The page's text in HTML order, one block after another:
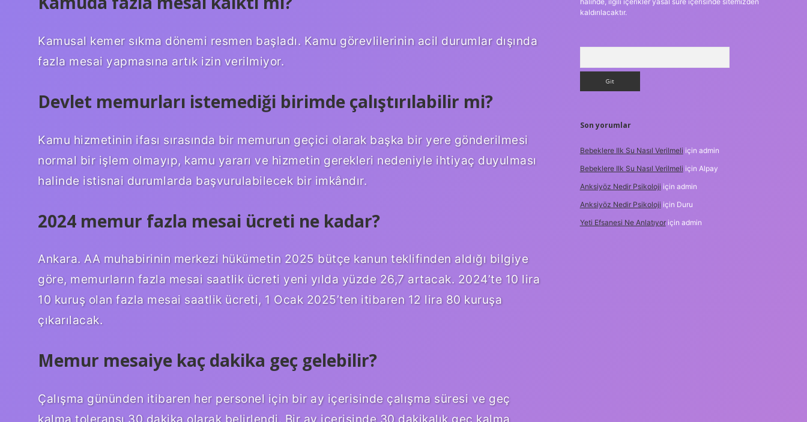
Kamusal kemer sıkma dönemi resmen başladı. Kamu görevlilerinin acil durumlar dışında
fazla mesai yapmasına artık izin verilmiyor.
Devlet memurları istemediği birimde çalıştırılabilir mi?
Kamu hizmetinin ifası sırasında bir memurun geçici olarak başka bir yere gönderilmesi
normal bir işlem olmayıp, kamu yararı ve hizmetin gerekleri nedeniyle ihtiyaç duyulması
halinde istisnai durumlarda başvurulabilecek bir imkândır.
2024 memur fazla mesai ücreti ne kadar?
Ankara. AA muhabirinin merkezi hükümetin 2025 bütçe kanun teklifinden aldığı bilgiye
göre, memurların fazla mesai saatlik ücreti yeni yılda yüzde 26,7 artacak. 2024’te 10 lira
10 kuruş olan fazla mesai saatlik ücreti, 1 Ocak 2025’ten itibaren 12 lira 80 kuruşa
çıkarılacak.
Memur mesaiye kaç dakika geç gelebilir?
Çalışma gününden itibaren her personel için bir ay içerisinde çalışma süresi ve geç
kalma toleransı 30 dakika olarak belirlendi. Bir ay içerisinde 30 dakikalık geç kalma
kaldırılacaktır.
Son yorumlar
Bebeklere Ilk Su Nasıl Verilmeli için admin
Bebeklere Ilk Su Nasıl Verilmeli için Alpay
Anksiyöz Nedir Psikoloji için admin
Anksiyöz Nedir Psikoloji için Duru
Yeti Efsanesi Ne Anlatıyoriçin admin